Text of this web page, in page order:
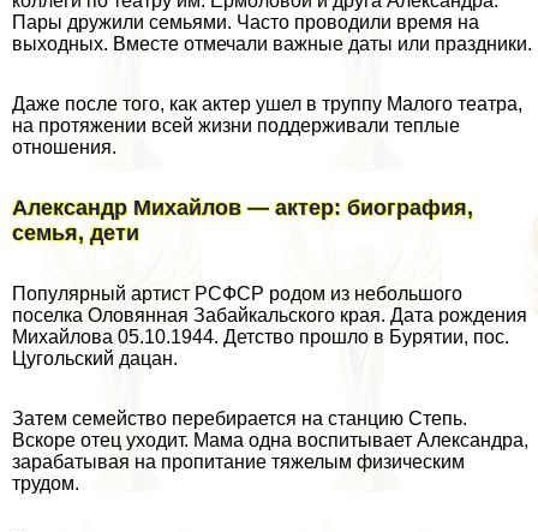
Пары дружили семьями. Часто проводили время на
выходных. Вместе отмечали важные даты или праздники.
Даже после того, как актер ушел в труппу Малого театра,
на протяжении всей жизни поддерживали теплые
отношения.
Александр Михайлов — актер: биография,
семья, дети
Популярный артист РСФСР родом из небольшого
поселка Оловянная Забайкальского края. Дата рождения
Михайлова 05.10.1944. Детство прошло в Бурятии, пос.
Цугольский дацан.
Затем семейство перебирается на станцию Степь.
Вскоре отец уходит. Мама одна воспитывает Александра,
заpaбатывая на пропитание тяжелым физическим
трудом.